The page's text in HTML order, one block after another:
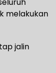
melakukan
jalin